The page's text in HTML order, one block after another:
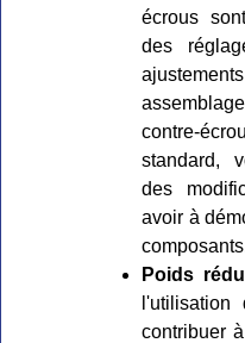
écrous
des
contre-
standard,
des
avoir à
Poids
l'utilisation
contribuer